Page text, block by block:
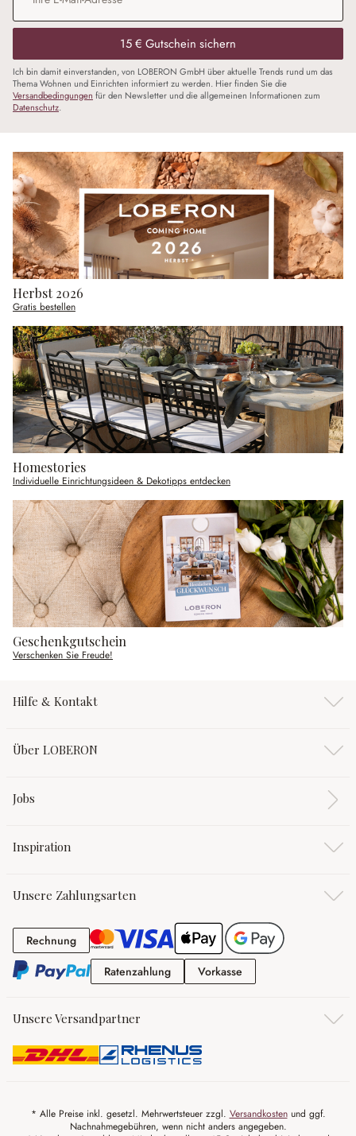
15 € Gutschein sichern
Ich bin damit einverstanden, von LOBERON GmbH über aktuelle Trends rund um das
Thema Wohnen und Einrichten informiert zu werden. Hier finden Sie die
Versandbedingungen für den Newsletter und die allgemeinen Informationen zum
Datenschutz.
Herbst 2026
Gratis bestellen
Homestories
Individuelle Einrichtungsideen & Dekotipps entdecken
Geschenkgutschein
Verschenken Sie Freude!
Hilfe & Kontakt
Über LOBERON
Jobs
Inspiration
Unsere Zahlungsarten
RechnungRechnung
RatenzahlungRatenzahlung
Vorkasse
Unsere Versandpartner
* Alle Preise inkl. gesetzl. Mehrwertsteuer zzgl. Versandkostenund ggf.
Nachnahmegebühren, wenn nicht anders angegeben.